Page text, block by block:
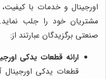
اورجینال و خدمات با
مشتریان خود را جلب
صنعتی برگزیدگان عبارتند از:
ارائه قطعات یدکی
قطعات یدکی اورجینال